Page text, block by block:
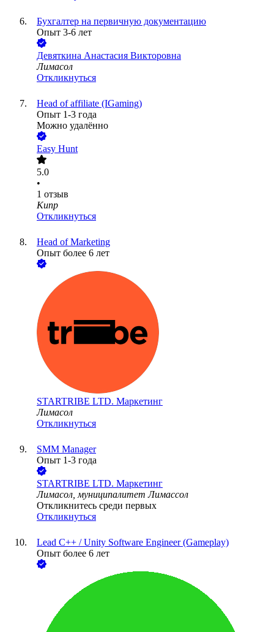
Бухгалтер на первичную документацию
Опыт 3-6 лет
Девяткина Анастасия Викторовна
Лимасол
Откликнуться
Head of affiliate (IGaming)
Опыт 1-3 года
Можно удалённо
Easy Hunt
5.0
•
1 отзыв
Кипр
Откликнуться
Head of Marketing
Опыт более 6 лет
STARTRIBE LTD. Маркетинг
Лимасол
Откликнуться
SMM Manager
Опыт 1-3 года
STARTRIBE LTD. Маркетинг
Лимасол, муниципалитет Лимассол
Откликнитесь среди первых
Откликнуться
Lead C++ / Unity Software Engineer (Gameplay)
Опыт более 6 лет